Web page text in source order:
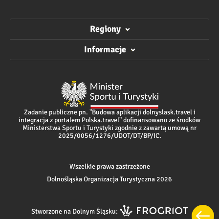
Regiony
Informacje
Zadanie publiczne pn. "Budowa aplikacji dolnyslask.travel i
integracja z portalem Polska.travel" dofinansowano ze środków
Ministerstwa Sportu i Turystyki zgodnie z zawartą umową nr
2025/0056/1276/UDOT/DT/BP/IC.
Wszelkie prawa zastrzeżone
Dolnośląska Organizacja Turystyczna 2026
Stworzone na Dolnym Śląsku: